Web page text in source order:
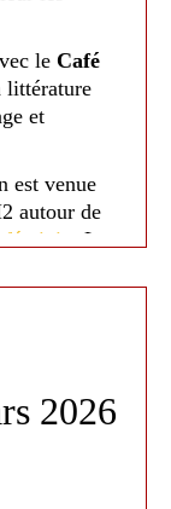
le Café
littérature
et
est venue
autour de
. Les
de grandes
autour de
2026